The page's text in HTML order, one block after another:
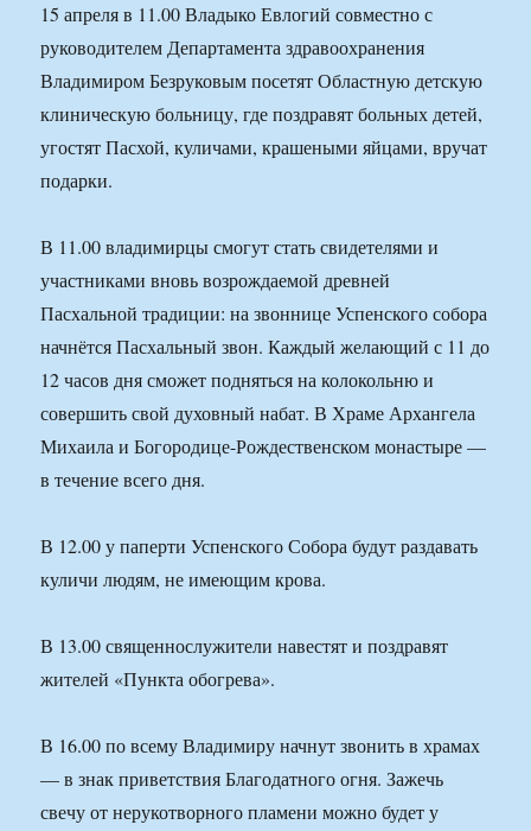
15 апреля в 11.00 Владыко Евлогий совместно с
руководителем Департамента здравоохранения
Владимиром Безруковым посетят Областную детскую
клиническую больницу, где поздравят больных детей,
угостят Пасхой, куличами, крашеными яйцами, вручат
подарки.
В 11.00 владимирцы смогут стать свидетелями и
участниками вновь возрождаемой древней
Пасхальной традиции: на звоннице Успенского собора
начнётся Пасхальный звон. Каждый желающий с 11 до
12 часов дня сможет подняться на колокольню и
совершить свой духовный набат. В Храме Архангела
Михаила и Богородице-Рождественском монастыре —
в течение всего дня.
В 12.00 у паперти Успенского Собора будут раздавать
куличи людям, не имеющим крова.
В 13.00 священнослужители навестят и поздравят
жителей «Пункта обогрева».
В 16.00 по всему Владимиру начнут звонить в храмах
— в знак приветствия Благодатного огня. Зажечь
свечу от нерукотворного пламени можно будет у